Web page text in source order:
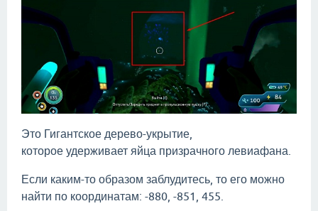
Это Гигантское дерево-укрытие,
которое удерживает яйца призрачного левиафана.
Если каким-то образом заблудитесь, то его можно
найти по координатам: -880, -851, 455.